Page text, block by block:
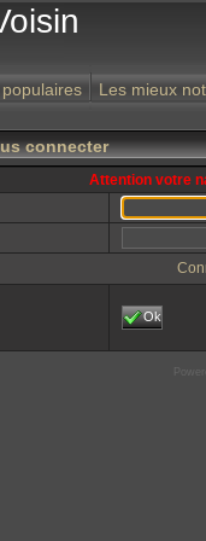
Les mieux
connecter
Attention votre
Ok